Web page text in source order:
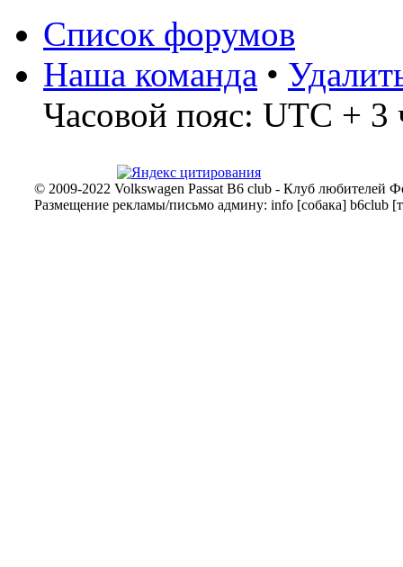
Список форумов
Наша команда •
Часовой пояс: UTC + 3
© 2009-2022 Volkswagen Passat B6 club - Клуб любителей
Размещение рекламы/письмо админу: info [собака] b6club